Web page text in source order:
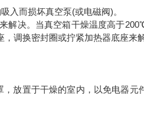
入而损坏真空泵(或电磁阀)。
解决。当真空箱干燥温度高于
，调换密封圈或拧紧加热器底座来
放置于干燥的室内，以免电器元